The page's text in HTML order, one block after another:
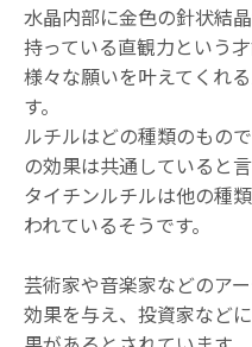
水晶内部に金色の針状結
持っている直観力という
様々な願いを叶えてくれ
す。
ルチルはどの種類のもの
の効果は共通していると
タイチンルチルは他の種
われているそうです。
芸術家や音楽家などのア
効果を与え、投資家など